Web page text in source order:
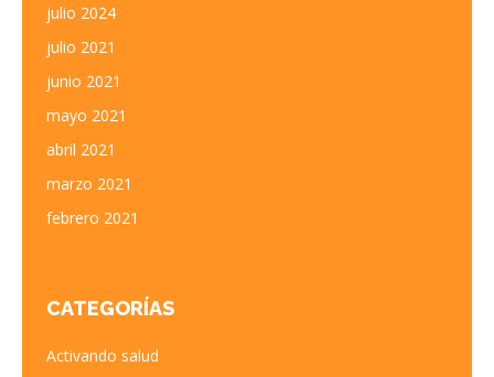
julio 2024
julio 2021
junio 2021
mayo 2021
abril 2021
marzo 2021
febrero 2021
CATEGORÍAS
Activando salud